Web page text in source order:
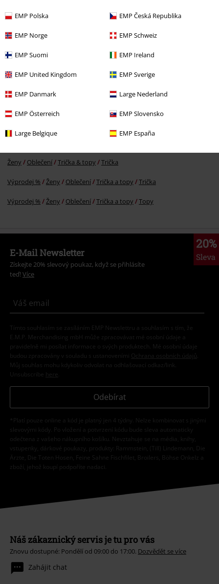
EMP Polska EMP Česká Republika
EMP Norge EMP Schweiz
EMP Suomi EMP Ireland
EMP United Kingdom EMP Sverige
EMP Danmark Large Nederland
EMP Österreich EMP Slovensko
Large Belgique EMP España
More categories. More options.
Ženy Oblečení Trička & topy Trička
Výprodej % Ženy Oblečení Trička a topy Trička
Výprodej % Ženy Oblečení Trička a topy Topy
20%
Sleva
E-Mail Newsletter
Získejte 20% slevový poukaz, když se přihlásíte
teď! Více
Tímto souhlasím se zasíláním EMP Newslettru a souhlasím s tím, že
E.M.P. Merchandising mbH může zpracovávat mé osobní údaje a
pravidelně mi posílat informace o svých produktech. Mé osobní údaje
budou zpracovány v souladu s ustanoveními
Ochrana osobních údajů
Můj souhlas mohu kdykoliv odvolat na odhlašovací odkaz/link.
Unsubscribe here
Odebírat
*Platí pouze online a kód je platný jen 4 týdny. Nelze kombinovat s jinými
slevovými kódy. Po vložení a potvrzení kódu bude sleva automaticky
odečtena z vašeho nákupního košíku. Nevztahuje se na média, knihy,
vstupenky, dárkové poukazy, produkty: Rammstein, (Till) Lindemann, Die
Ärzte, Die Toten Hosen, Feine Sahne Fischfilet, Broilers, Böhse Onkelz a
zboží, jehož koupí podpoříte nadaci.
Náš zákaznický servis je tu pro vás
Znovu dostupné: Pondělí od 09:00 do 17:00. Dozvědět se více
Zahájit chat